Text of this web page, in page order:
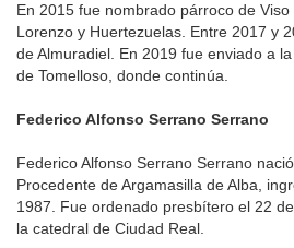
En 2015 fue nombrado párroco de
Lorenzo y Huertezuelas. Entre 2017 y
de Almuradiel. En 2019 fue enviado a
de Tomelloso, donde continúa.
Federico Alfonso Serrano Serrano
Federico Alfonso Serrano Serrano
Procedente de Argamasilla de Alba,
1987. Fue ordenado presbítero el 22
la catedral de Ciudad Real.